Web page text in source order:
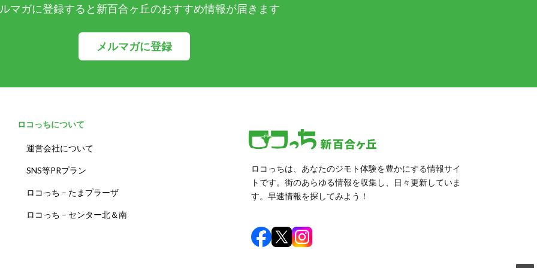
マガに登録すると新百合ヶ丘のおすすめ情報が届きます
メルマガに登録
ロコっちについて
運営会社について
SNS等PRプラン
ロコっち – たまプラーザ
ロコっち – センター北＆南
ロコっちは、あなたのジモト体験を豊かにする情報サイ
トです。街のあらゆる情報を収集し、日々更新していま
す。早速情報を探してみよう！